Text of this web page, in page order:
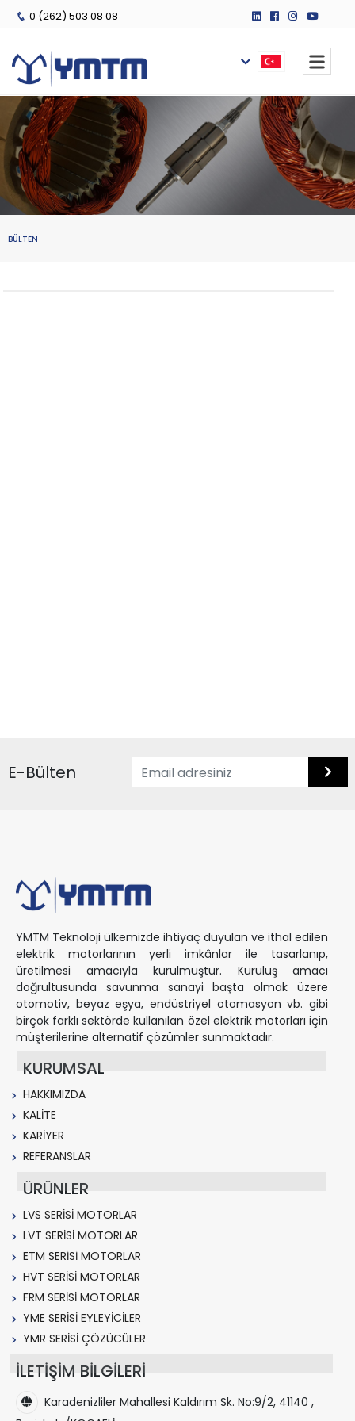
0 (262) 503 08 08
BÜLTEN
E-Bülten
YMTM Teknoloji ülkemizde ihtiyaç duyulan ve ithal edilen
elektrik motorlarının yerli imkânlar ile tasarlanıp,
üretilmesi amacıyla kurulmuştur. Kuruluş amacı
doğrultusunda savunma sanayi başta olmak üzere
otomotiv, beyaz eşya, endüstriyel otomasyon vb. gibi
birçok farklı sektörde kullanılan özel elektrik motorları için
müşterilerine alternatif çözümler sunmaktadır.
KURUMSAL
HAKKIMIZDA
KALİTE
KARİYER
REFERANSLAR
ÜRÜNLER
LVS SERİSİ MOTORLAR
LVT SERİSİ MOTORLAR
ETM SERİSİ MOTORLAR
HVT SERİSİ MOTORLAR
FRM SERİSİ MOTORLAR
YME SERİSİ EYLEYİCİLER
YMR SERİSİ ÇÖZÜCÜLER
İLETİŞİM BİLGİLERİ
Karadenizliler Mahallesi Kaldırım Sk. No:9/2, 41140 ,